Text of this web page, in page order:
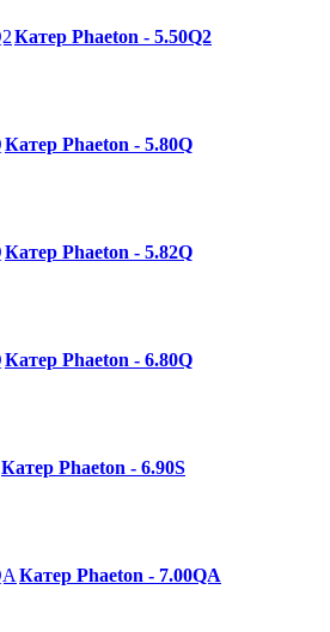
Катер Phaeton - 5.50Q2
Катер Phaeton - 5.80Q
Катер Phaeton - 5.82Q
Катер Phaeton - 6.80Q
Катер Phaeton - 6.90S
Катер Phaeton - 7.00QА